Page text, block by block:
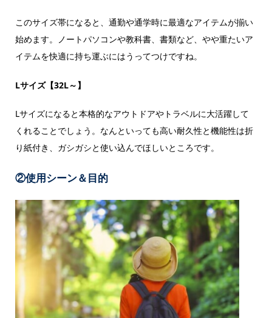
このサイズ帯になると、通勤や通学時に最適なアイテムが揃い
始めます。ノートパソコンや教科書、書類など、やや重たいア
イテムを快適に持ち運ぶにはうってつけですね。
Lサイズ【32L～】
Lサイズになると本格的なアウトドアやトラベルに大活躍して
くれることでしょう。なんといっても高い耐久性と機能性は折
り紙付き、ガシガシと使い込んでほしいところです。
②使用シーン＆目的